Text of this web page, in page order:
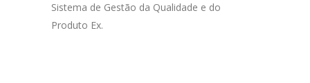
Sistema de Gestão da Qualidade e do
Produto Ex.